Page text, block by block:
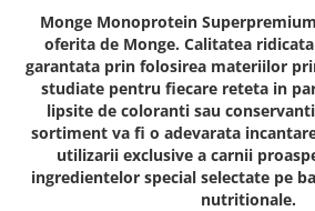
Batoane branza Yak
Castroane si Dozatoare
Culcusuri
Custi si Genti de Transport
Diete veterinare
Monge Monoprotein
oferita de Monge. Calitatea
garantata prin folosirea materiilor
studiate pentru fiecare reteta in
lipsite de coloranti sau
sortiment va fi o adevarata
utilizarii exclusive a carnii
ingredientelor special selectate pe
nutritionale.